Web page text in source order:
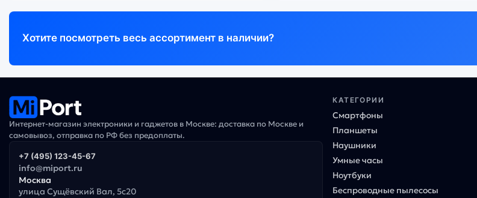
Хотите посмотреть весь ассортимент в наличии?
Интернет-магазин электроники и гаджетов в Москве: доставка по Москве и
самовывоз, отправка по РФ без предоплаты.
+7 (495) 123-45-67
info@miport.ru
Москва
улица Сущёвский Вал, 5с20
КАТЕГОРИИ
Смартфоны
Планшеты
Наушники
Умные часы
Ноутбуки
Беспроводные пылесосы